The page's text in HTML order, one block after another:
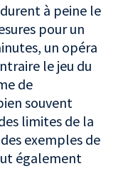
à peine le
pour un
un opéra
le jeu du
de
souvent
limites de la
exemples de
également